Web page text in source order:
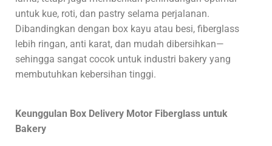
untuk kue, roti, dan pastry selama perjalanan.
Dibandingkan dengan box kayu atau besi, fiberglass
lebih ringan, anti karat, dan mudah dibersihkan—
sehingga sangat cocok untuk industri bakery yang
membutuhkan kebersihan tinggi.
Keunggulan Box Delivery Motor Fiberglass untuk
Bakery